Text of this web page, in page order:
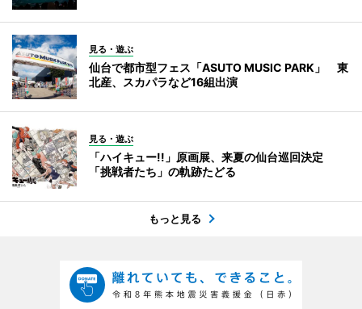
見る・遊ぶ
仙台で都市型フェス「ASUTO MUSIC PARK」 東
北産、スカパラなど16組出演
見る・遊ぶ
「ハイキュー!!」原画展、来夏の仙台巡回決定
「挑戦者たち」の軌跡たどる
もっと見る